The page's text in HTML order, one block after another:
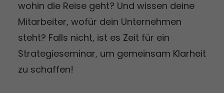
wohin die Reise geht? Und wissen deine
Mitarbeiter, wofür dein Unternehmen
steht? Falls nicht, ist es Zeit für ein
Strategieseminar, um gemeinsam Klarheit
zu schaffen!